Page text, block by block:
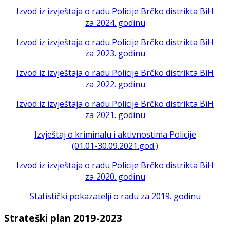
Izvod iz izvještaja o radu Policije Brčko distrikta BiH
za 2024. godinu
Izvod iz izvještaja o radu Policije Brčko distrikta BiH
za 2023. godinu
Izvod iz izvještaja o radu Policije Brčko distrikta BiH
za 2022. godinu
Izvod iz izvještaja o radu Policije Brčko distrikta BiH
za 2021. godinu
Izvještaj o kriminalu i aktivnostima Policije
(01.01-30.09.2021.god.)
Izvod iz izvještaja o radu Policije Brčko distrikta BiH
za 2020. godinu
Statistički pokazatelji o radu za 2019. godinu
Strateški plan 2019-2023